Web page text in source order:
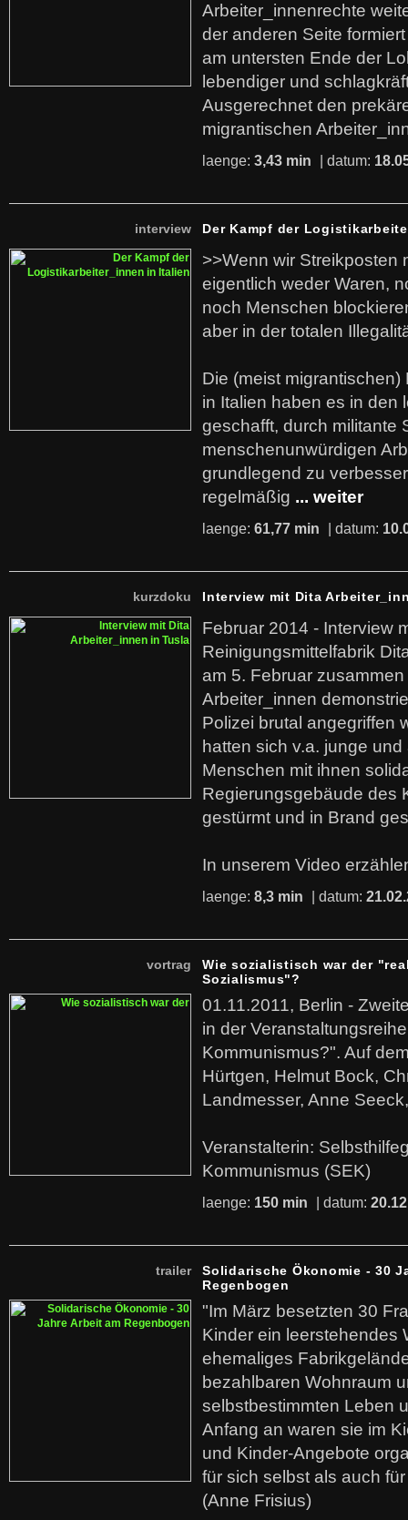
Arbeiter_innenrechte
der anderen Seite
am untersten Ende der
lebendiger und
Ausgerechnet den
migrantischen
laenge: 3,43 min | datum:
interview Der Kampf der
>>Wenn wir Streikposten
eigentlich weder Waren,
noch Menschen
aber in der totalen
Die (meist
in Italien haben es in den
geschafft, durch militante
menschenunwürdigen
grundlegend zu
regelmäßig ... weiter
laenge: 61,77 min | datum:
kurzdoku Interview mit Dita
Februar 2014 - Interview
Reinigungsmittelfabrik
am 5. Februar
Arbeiter_innen
Polizei brutal angegriffen
hatten sich v.a. junge
Menschen mit ihnen
Regierungsgebäude des
gestürmt und in Brand
In unserem Video
laenge: 8,3 min | datum:
vortrag
Wie sozialistisch war der
Sozialismus"?
01.11.2011, Berlin -
in der
Kommunismus?". Auf
Hürtgen, Helmut Bock,
Landmesser, Anne
Veranstalterin:
Kommunismus (SEK)
laenge: 150 min | datum:
trailer
Solidarische Ökonomie - 30
Regenbogen
"Im März besetzten 30
Kinder ein leerstehendes
ehemaliges
bezahlbaren Wohnraum
selbstbestimmten Leben
Anfang an waren sie im
und Kinder-Angebote
für sich selbst als auch
(Anne Frisius)